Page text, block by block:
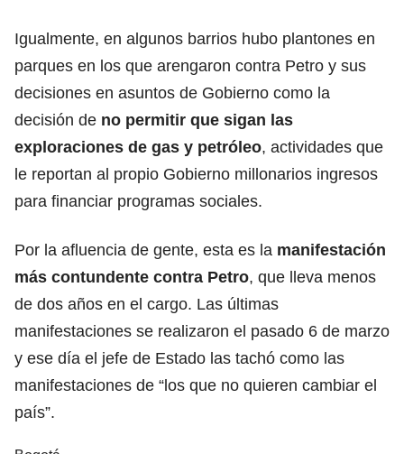
Igualmente, en algunos barrios hubo plantones en
parques en los que arengaron contra Petro y sus
decisiones en asuntos de Gobierno como la
decisión de no permitir que sigan las
exploraciones de gas y petróleo, actividades que
le reportan al propio Gobierno millonarios ingresos
para financiar programas sociales.
Por la afluencia de gente, esta es la manifestación
más contundente contra Petro, que lleva menos
de dos años en el cargo. Las últimas
manifestaciones se realizaron el pasado 6 de marzo
y ese día el jefe de Estado las tachó como las
manifestaciones de “los que no quieren cambiar el
país”.